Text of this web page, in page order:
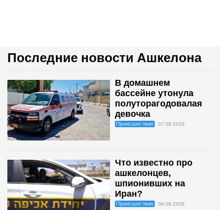
Последние новости Ашкелона
В домашнем
бассейне утонула
полуторагодовалая
девочка
Происшествия 07.08.2026
Что известно про
ашкелонцев,
шпионивших на
Иран?
Происшествия 06.08.2026